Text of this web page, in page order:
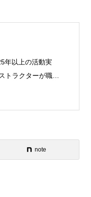
年以上の活動実
ラクターが職業
note